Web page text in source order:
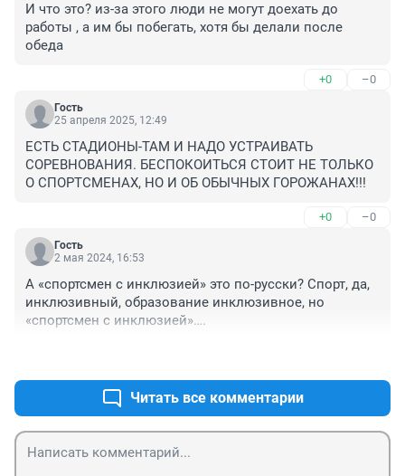
И что это? из-за этого люди не могут доехать до
работы , а им бы побегать, хотя бы делали после
обеда
+0 –0
Гость
25 апреля 2025, 12:49
ЕСТЬ СТАДИОНЫ-ТАМ И НАДО УСТРАИВАТЬ
СОРЕВНОВАНИЯ. БЕСПОКОИТЬСЯ СТОИТ НЕ ТОЛЬКО
О СПОРТСМЕНАХ, НО И ОБ ОБЫЧНЫХ ГОРОЖАНАХ!!!
+0 –0
Гость
2 мая 2024, 16:53
А «спортсмен с инклюзией» это по-русски? Спорт, да,
инклюзивный, образование инклюзивное, но
«спортсмен с инклюзией»….
Читать все комментарии